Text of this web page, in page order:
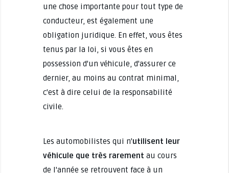
une chose importante pour tout type de
conducteur, est également une
obligation juridique. En effet, vous êtes
tenus par la loi, si vous êtes en
possession d'un véhicule, d'assurer ce
dernier, au moins au contrat minimal,
c'est à dire celui de la responsabilité
civile.
Les automobilistes qui n'utilisent leur
véhicule que très rarement au cours
de l'année se retrouvent face à un